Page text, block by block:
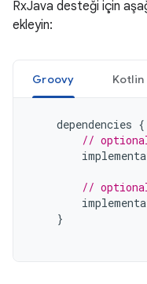
RxJava desteği için
ekleyin:
Groovy Kotlin
dependencies {
//
//
}